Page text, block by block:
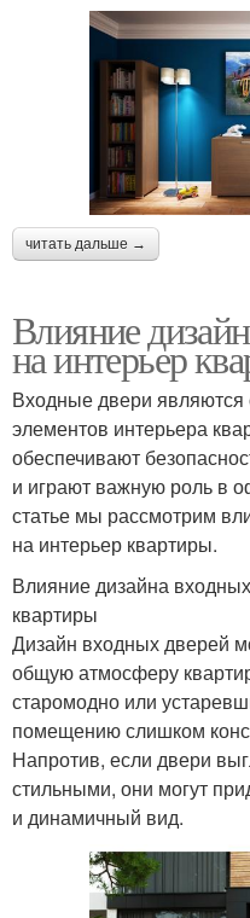
читать дальше →
Влияние
на интерьер
Входные двери
элементов интерьера
обеспечивают
и играют важную роль в
статье мы рассмотрим
на интерьер квартиры.
Влияние дизайна
квартиры
Дизайн входных дверей
общую атмосферу
старомодно или
помещению слишком
Напротив, если двери
стильными, они могут
и динамичный вид.